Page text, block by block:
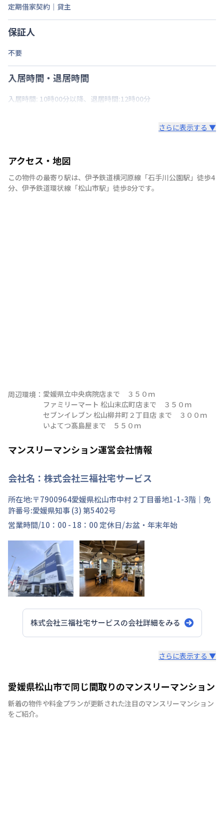
定期借家契約｜貸主
保証人
不要
入居時間・退居時間
入居時間: 10時00分以降、退居時間:12時00分
さらに表示する ▼
アクセス・地図
この物件の最寄り駅は、 伊予鉄道横河原線 「石手川公園駅 」 徒歩4
分、 伊予鉄道環状線 「松山市駅 」 徒歩8分です。
周辺環境： 愛媛県立中央病院店まで　３５０ｍ
ファミリーマート 松山末広町店まで　３５０ｍ
セブンイレブン 松山柳井町２丁目店 まで　３００ｍ
いよてつ髙島屋まで　５５０ｍ
マンスリーマンション運営会社情報
会社名： 株式会社三福社宅サービス
所在地:〒7900964愛媛県松山市中村 ２丁目番地1-1-3階 ｜免
許番号:愛媛県知事 (3) 第5402号
営業時間/10：00 - 18：00 定休日/お盆・年末年始
株式会社三福社宅サービスの会社詳細をみる
地元松山で50年の実績！愛媛のマンスリーマンションの
ことなら株式会社三福社宅サービスへおまかせください。
さらに表示する ▼
愛媛県松山市で同じ間取りのマンスリーマンション
新着の物件や料金プランが更新された注目のマンスリーマンション
をご紹介。